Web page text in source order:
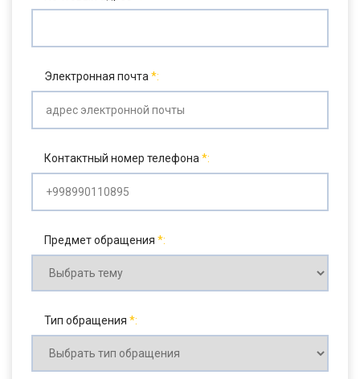
Электронная почта
Контактный номер телефона
Предмет обращения
Тип обращения